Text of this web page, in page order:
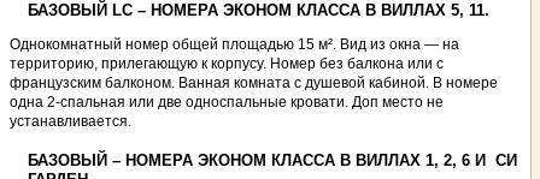
БАЗОВЫЙ LC – НОМЕРА ЭКОНОМ КЛАССА В ВИЛЛАХ 5, 11.
Однокомнатный номер общей площадью 15 м². Вид из окна — на
территорию, прилегающую к корпусу. Номер без балкона или с
французским балконом. Ванная комната с душевой кабиной. В номере
одна 2-спальная или две односпальные кровати. Доп место не
устанавливается.
БАЗОВЫЙ – НОМЕРА ЭКОНОМ КЛАССА В ВИЛЛАХ 1, 2, 6 И СИ